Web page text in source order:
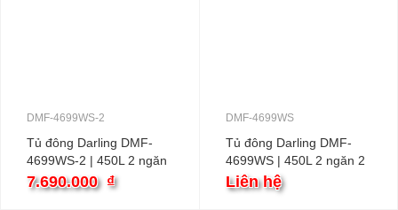
DMF-4699WS-2
Tủ đông Darling DMF-
4699WS-2 | 450L 2 ngăn
2 cánh
7.690.000 ₫
DMF-4699WS
Tủ đông Darling DMF-
4699WS | 450L 2 ngăn 2
cánh
Liên hệ